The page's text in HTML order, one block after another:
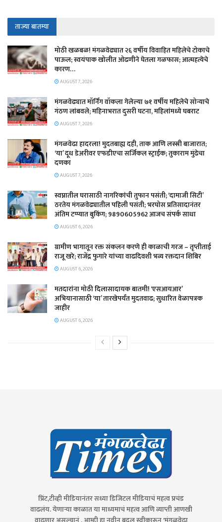
ताज्या बातम्या
मोठी खळबळ! मंगळवेढ्यात २६ वर्षीय विवाहित महिलेचे टोकाचे
पाऊल; स्वयंपाक खोलीत ओढणीने घेतला गळफास; आत्महत्येचे
कारण…
AUGUST 7, 2026
मंगळवेढ्यात मॉर्निंग वॉकला गेलेल्या ७१ वर्षीय महिलेचे सोन्याचे
गंठण लांबवले; महिनाभरात दुसरी घटना, महिलांमध्ये घबराट
AUGUST 7, 2026
​मंगळवेढा हादरला! मुदतबाह्य दही, ताक आणि लस्सी बाजारात;
‘या’ दूध डेअरीवर एफडीएचा सर्जिकल स्ट्राईक; ​तुकाराम मुंढेचा
दणका
AUGUST 7, 2026
स्वप्नातील घरासाठी नागरिकांची तुफान पसंती; ‘दामाजी सिटी’
ठरतेय मंगळवेढ्यातील पहिली पसंती; भरघोस प्रतिसादानंतर
अंतिम टप्प्यात बुकिंग; 9890605962 आजच संपर्क साधा
AUGUST 6, 2026
ग्रामीण भागातून रक्त संकलन करणे ही काळाची गरज – तृप्तीताई
राजू खरे; राजेंद्र फुगारे यांच्या वाढदिवशी भव्य रक्तदान शिबिर
AUGUST 6, 2026
मतदारांना मोठी दिलासादायक बातमी! ‘एसआयआर’
अभियानासाठी ‘या’ तारखेपर्यंत मुदतवाढ; सुधारित वेळापत्रक
जाहीर
AUGUST 6, 2026
प्रिंट,टीव्ही मीडियानंतर सध्या डिजिटल मीडियाचं महत्व प्रचंड
वाढलंय. येणाऱ्या काळात या माध्यमाचं महत्व आणि व्याप्ती आणखी